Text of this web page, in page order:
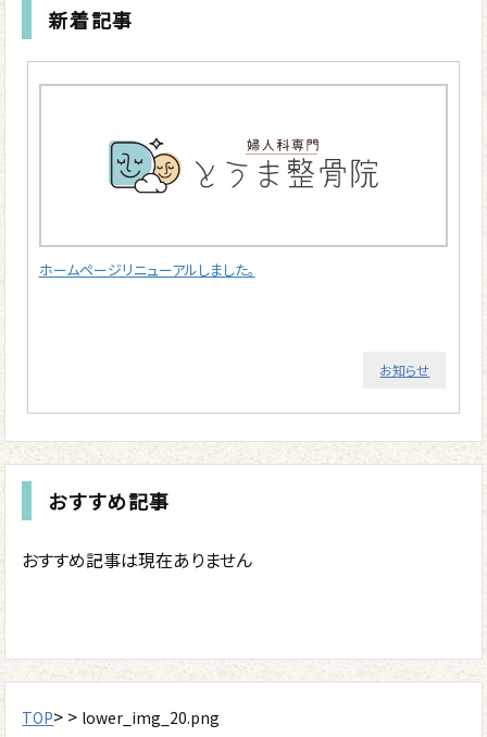
新着記事
ホームページリニューアルしました。
お知らせ
おすすめ記事
おすすめ記事は現在ありません
TOP> > lower_img_20.png